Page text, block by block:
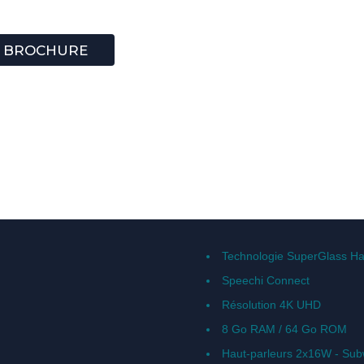
BROCHURE
Technologie SuperGlass
Speechi Connect
Résolution 4K UHD
8 Go RAM / 64 Go ROM
Haut-parleurs 2x16W -